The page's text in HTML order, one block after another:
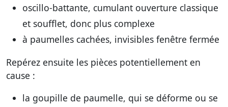
oscillo-battante, cumulant ouverture classique
et soufflet, donc plus complexe
à paumelles cachées, invisibles fenêtre fermée
Repérez ensuite les pièces potentiellement en
cause :
la goupille de paumelle, qui se déforme ou se